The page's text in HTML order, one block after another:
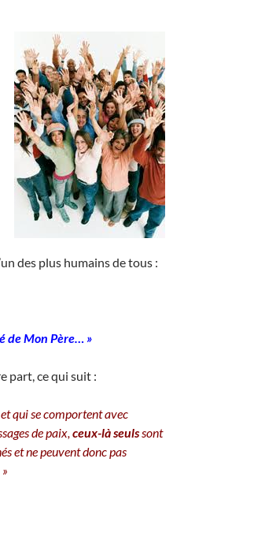
des plus humains de tous :
de Mon Père… »
part, ce qui suit :
qui se comportent avec
de paix,ceux-là seulssont
et ne peuvent donc pas